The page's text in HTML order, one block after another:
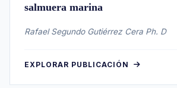
salmuera marina
Rafael Segundo Gutiérrez Cera Ph. D
EXPLORAR PUBLICACIÓN